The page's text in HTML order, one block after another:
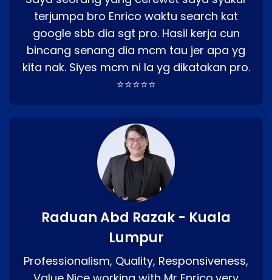
terjumpa bro Enrico waktu search kat
google sbb dia sgt pro. Hasil kerja cun
bincang senang dia mcm tau jer apa yg
kita nak. Siyes mcm ni la yg dikatakan pro.
⭐⭐⭐⭐⭐
Raduan Abd Razak - Kuala
Lumpur
Professionalism, Quality, Responsiveness,